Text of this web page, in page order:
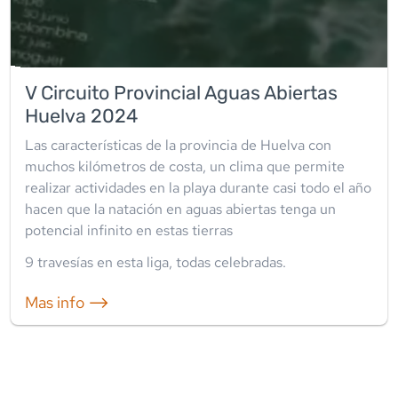
V Circuito Provincial Aguas Abiertas
Huelva 2024
Las características de la provincia de Huelva con
muchos kilómetros de costa, un clima que permite
realizar actividades en la playa durante casi todo el año
hacen que la natación en aguas abiertas tenga un
potencial infinito en estas tierras
9 travesías en esta liga, todas celebradas.
Mas info ⟶